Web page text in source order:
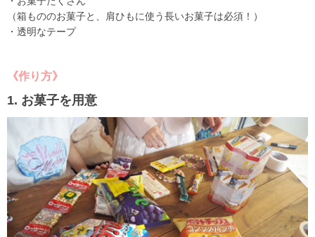
（箱もののお菓子と、肩ひもに使う長いお菓子は必須！）
・透明なテープ
《作り方》
1. お菓子を用意